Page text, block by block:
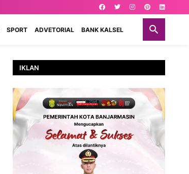
SPORT ADVETORIAL BANK KALSEL
IKLAN